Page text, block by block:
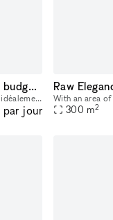
Studio photo idéal pour tous budgets
Grand studio photo de plus de 57 m², idéalement situé en de Paris et facile d'accès. Il dispose d’un cyclorama blanc de 4 m x 4 m, avec un recul de plus de 8 mètres. (Changement de couleur possible s
par jour 300 m2